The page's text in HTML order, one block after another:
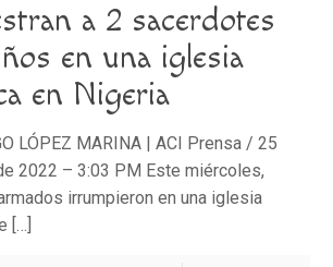
a 2 sacerdotes
en una iglesia
en Nigeria
LÓPEZ MARINA | ACI Prensa / 25
2022 – 3:03 PM Este miércoles,
irrumpieron en una iglesia
[…]